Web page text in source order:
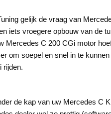
gelijk de vraag van
iets vroegere opbouw van de
C 200 CGi motor
om soepel en snel in te
rijden.
de kap van uw Mercedes C